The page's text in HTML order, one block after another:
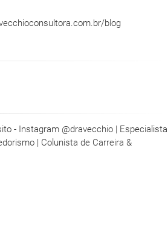
blog
- Instagram @dravecchio | Especialista
| Colunista de Carreira &